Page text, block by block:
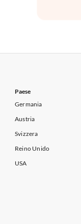
Paese
Germania
Austria
Svizzera
Reino Unido
USA